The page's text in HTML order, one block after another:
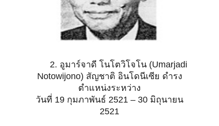
2. อูมาร์จาดี โนโตวิโจโน (Umarjadi
Notowijono) สัญชาติ อินโดนีเซีย ดำรง
ตำแหน่งระหว่าง
วันที่ 19 กุมภาพันธ์ 2521 – 30 มิถุนายน
2521